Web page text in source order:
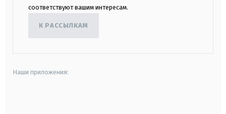
соответствуют вашим интересам.
К РАССЫЛКАМ
Наши приложения: